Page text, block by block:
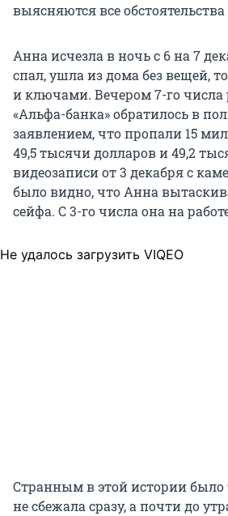
выясняются все
Анна исчезла в ночь с 6 на 7
спал, ушла из дома без вещей,
и ключами. Вечером 7-го числа
«Альфа-банка» обратилось в
заявлением, что пропали 15
49,5 тысячи долларов и 49,2
видеозаписи от 3 декабря с
было видно, что Анна
сейфа. С 3-го числа она на
Не удалось загрузить VIQEO
Странным в этой истории
не сбежала сразу, а почти до